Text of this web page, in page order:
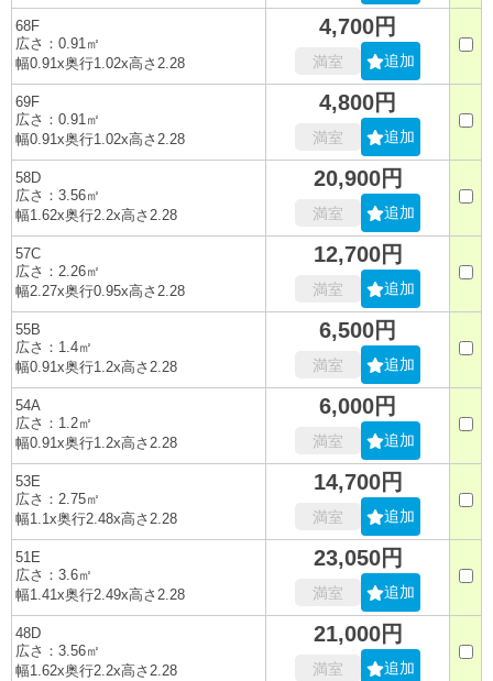
68F
広さ：0.91㎡
幅0.91x奥行1.02x高さ2.28
4,700円
満室 追加
69F
広さ：0.91㎡
幅0.91x奥行1.02x高さ2.28
4,800円
満室 追加
58D
広さ：3.56㎡
幅1.62x奥行2.2x高さ2.28
20,900円
満室 追加
57C
広さ：2.26㎡
幅2.27x奥行0.95x高さ2.28
12,700円
満室 追加
55B
広さ：1.4㎡
幅0.91x奥行1.2x高さ2.28
6,500円
満室 追加
54A
広さ：1.2㎡
幅0.91x奥行1.2x高さ2.28
6,000円
満室 追加
53E
広さ：2.75㎡
幅1.1x奥行2.48x高さ2.28
14,700円
満室 追加
51E
広さ：3.6㎡
幅1.41x奥行2.49x高さ2.28
23,050円
満室 追加
48D
広さ：3.56㎡
幅1.62x奥行2.2x高さ2.28
21,000円
満室 追加